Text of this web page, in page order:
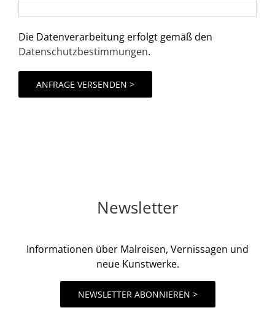
Die Datenverarbeitung erfolgt gemäß den
Datenschutzbestimmungen.
Newsletter
Informationen über Malreisen, Vernissagen und
neue Kunstwerke.
NEWSLETTER ABONNIEREN >